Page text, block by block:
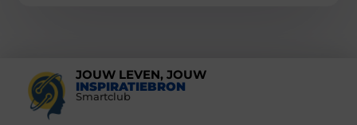
JOUW LEVEN, JOUW
INSPIRATIEBRON
Smartclub